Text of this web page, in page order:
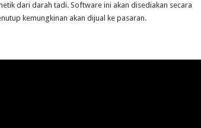
dari darah tadi. Software ini akan disediakan secara
kemungkinan akan dijual ke pasaran.